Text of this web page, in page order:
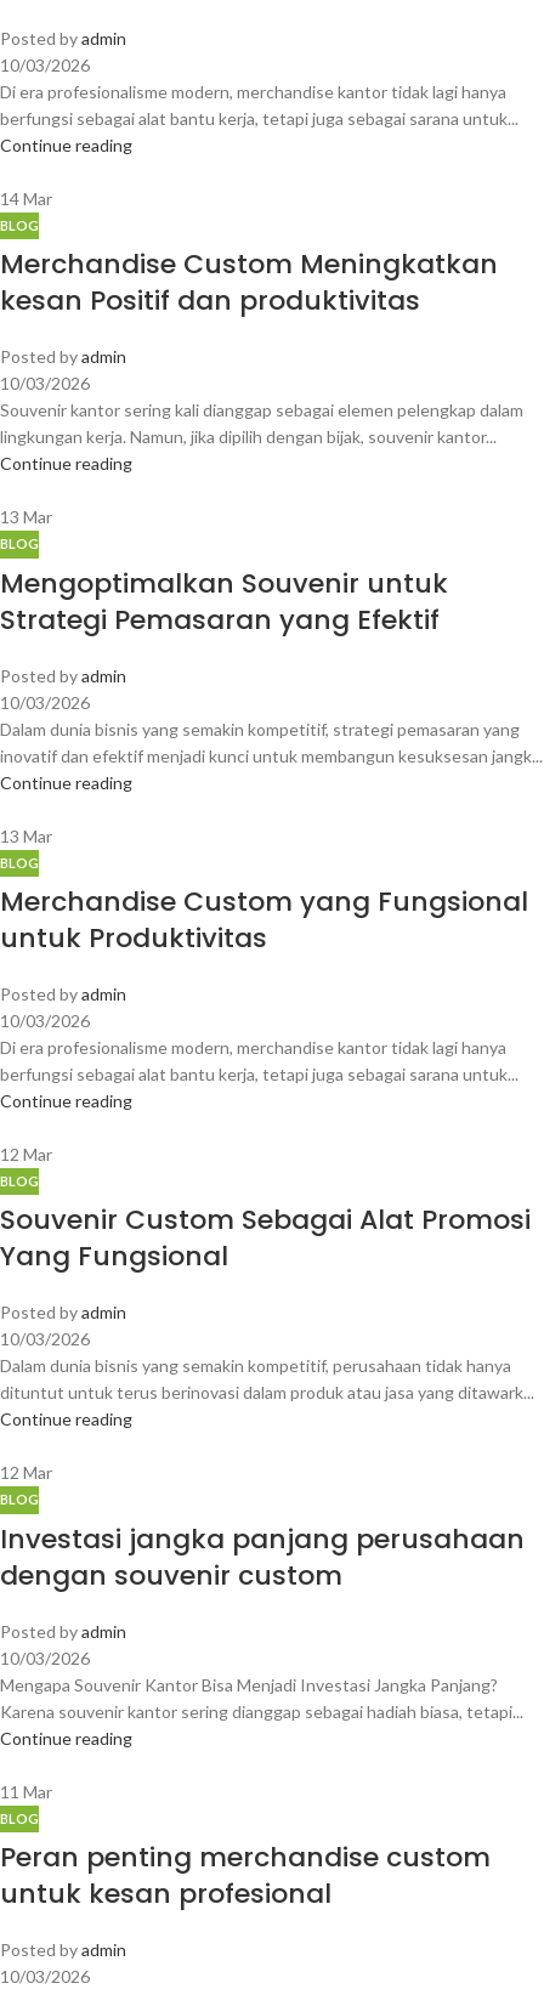
Posted byadmin
10/03/2026
Di era profesionalisme modern, merchandise kantor tidak lagi hanya
berfungsi sebagai alat bantu kerja, tetapi juga sebagai sarana untuk...
Continue reading
14Mar
BLOG
Merchandise Custom Meningkatkan
kesan Positif dan produktivitas
Posted byadmin
10/03/2026
Souvenir kantor sering kali dianggap sebagai elemen pelengkap dalam
lingkungan kerja. Namun, jika dipilih dengan bijak, souvenir kantor...
Continue reading
13 Mar
BLOG
Mengoptimalkan Souvenir untuk
Strategi Pemasaran yang Efektif
Posted byadmin
10/03/2026
Dalam dunia bisnis yang semakin kompetitif, strategi pemasaran yang
inovatif dan efektif menjadi kunci untuk membangun kesuksesan jangk...
Continue reading
13 Mar
BLOG
Merchandise Custom yang Fungsional
untuk Produktivitas
Posted byadmin
10/03/2026
Di era profesionalisme modern, merchandise kantor tidak lagi hanya
berfungsi sebagai alat bantu kerja, tetapi juga sebagai sarana untuk...
Continue reading
12 Mar
BLOG
Souvenir Custom Sebagai Alat Promosi
Yang Fungsional
Posted byadmin
10/03/2026
Dalam dunia bisnis yang semakin kompetitif, perusahaan tidak hanya
dituntut untuk terus berinovasi dalam produk atau jasa yang ditawark...
Continue reading
12 Mar
BLOG
Investasi jangka panjang perusahaan
dengan souvenir custom
Posted byadmin
10/03/2026
Mengapa Souvenir Kantor Bisa Menjadi Investasi Jangka Panjang?
Karena souvenir kantor sering dianggap sebagai hadiah biasa, tetapi...
Continue reading
11 Mar
BLOG
Peran penting merchandise custom
untuk kesan profesional
Posted byadmin
10/03/2026